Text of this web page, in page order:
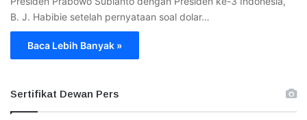
B. J. Habibie setelah pernyataan soal dolar…
Baca Lebih Banyak »
Sertifikat Dewan Pers